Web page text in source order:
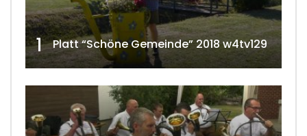
1 Platt “Schöne Gemeinde” 2018 w4tv129